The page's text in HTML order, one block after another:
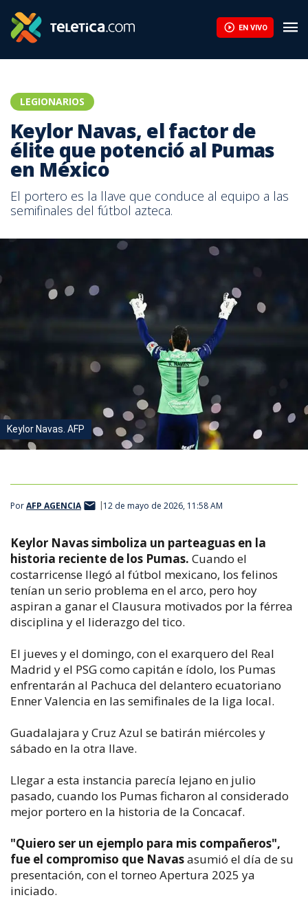
EN VIVO
LEGIONARIOS
Keylor Navas, el factor de
élite que potenció al Pumas
en México
El portero es la llave que conduce al equipo a las
semifinales del fútbol azteca.
Keylor Navas. AFP
PorAFP AGENCIA 12 de mayo de 2026, 11:58 AM
Keylor Navas simboliza un parteaguas en la
historia reciente de los Pumas. Cuando el
costarricense llegó al fútbol mexicano, los felinos
tenían un serio problema en el arco, pero hoy
aspiran a ganar el Clausura motivados por la férrea
disciplina y el liderazgo del tico.
El jueves y el domingo, con el exarquero del Real
Madrid y el PSG como capitán e ídolo, los Pumas
enfrentarán al Pachuca del delantero ecuatoriano
Enner Valencia en las semifinales de la liga local.
Guadalajara y Cruz Azul se batirán miércoles y
sábado en la otra llave.
Llegar a esta instancia parecía lejano en julio
pasado, cuando los Pumas ficharon al considerado
mejor portero en la historia de la Concacaf.
"Quiero ser un ejemplo para mis compañeros",
fue el compromiso que Navasasumió el día de su
presentación, con el torneo Apertura 2025 ya
iniciado.